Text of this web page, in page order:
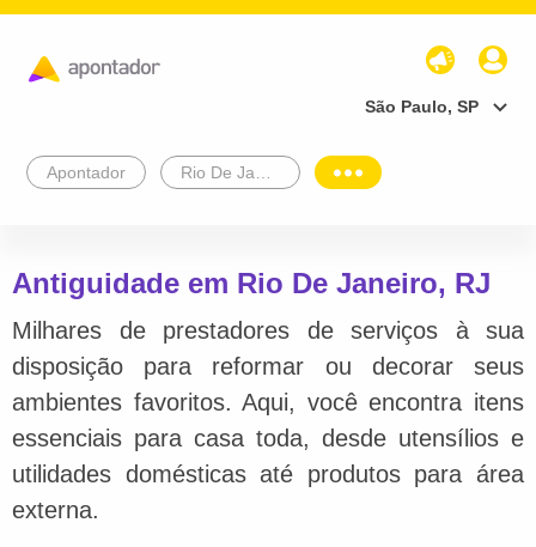
São Paulo, SP
Apontador
Antiguidade em Rio De Janeiro, RJ
Milhares de prestadores de serviços à sua
disposição para reformar ou decorar seus
ambientes favoritos. Aqui, você encontra itens
essenciais para casa toda, desde utensílios e
utilidades domésticas até produtos para área
externa.